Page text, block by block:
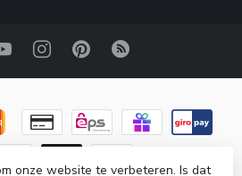
onze website te verbeteren. Is dat